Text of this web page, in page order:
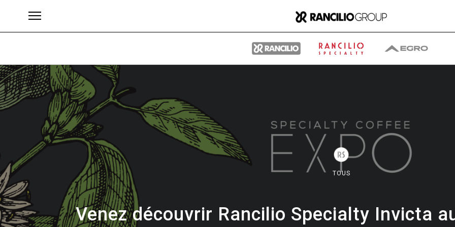
TOUS
Venez découvrir Rancilio Specialty Invicta
Brands Group
Qui nous sommes
Ce que nous faisons